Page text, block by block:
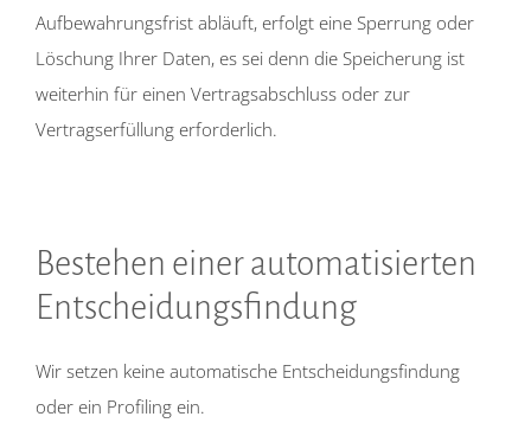
Aufbewahrungsfrist abläuft, erfolgt eine Sperrung oder
Löschung Ihrer Daten, es sei denn die Speicherung ist
weiterhin für einen Vertragsabschluss oder zur
Vertragserfüllung erforderlich.
Bestehen einer automatisierten
Entscheidungsfindung
Wir setzen keine automatische Entscheidungsfindung
oder ein Profiling ein.